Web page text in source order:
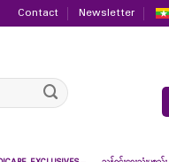
Contact Newsletter